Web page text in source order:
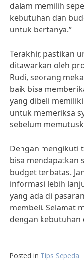
dalam memilih
kebutuhan dan
untuk bertanya.”
Terakhir, pastikan
ditawarkan oleh
Rudi, seorang
baik bisa
yang dibeli
untuk memeriksa
sebelum
Dengan mengikuti
bisa mendapatkan
budget terbatas.
informasi lebih
yang ada di
membeli. Selamat
dengan kebutuhan
Posted in Tips Sepeda